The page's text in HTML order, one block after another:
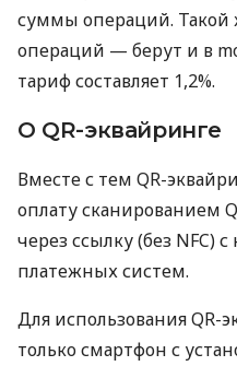
суммы операций.
операций — берут и в
тариф составляет 1,2%.
О QR-эквайринге
Вместе с тем QR-
оплату сканированием
через ссылку (без NFC)
платежных систем.
Для использования QR-
только смартфон с